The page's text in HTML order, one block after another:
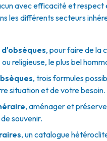
avec efficacité et respect
les différents secteurs
, pour faire de la
religieuse, le plus bel
, trois formules
situation et de votre besoin.
, aménager et
souvenir.
, un catalogue